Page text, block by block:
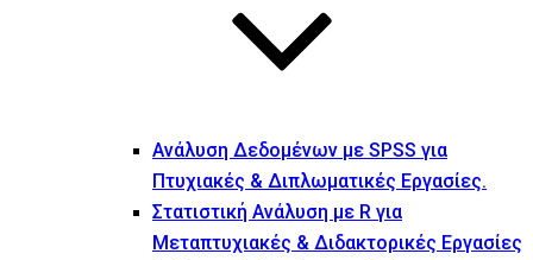
Ανάλυση Δεδομένων με SPSS για
Πτυχιακές & Διπλωματικές Εργασίες.
Στατιστική Ανάλυση με R για
Μεταπτυχιακές & Διδακτορικές Εργασίες